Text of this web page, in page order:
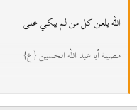
الله يلعن كل من لم يبكي على
مصيبة أبا عبد الله الحسين {ع}